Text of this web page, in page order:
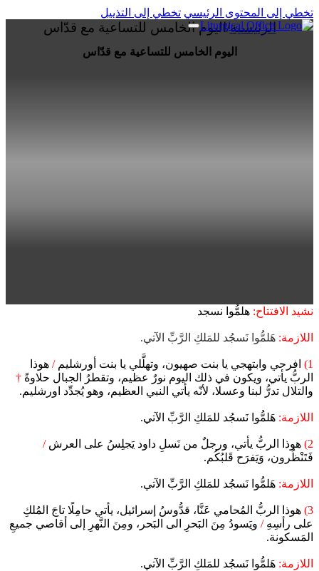
تخطي إلى المحتوى الرئيسي تخطي إلى التذييل
الرئيسية/اليوم الخامس للتساعية مع قدّاس
اليوم الخامس للتساعية مع قدّاس
نشيد الافتتاح: هلمُّوا نسجد
اللازمة: هَلمُّوا نَسجُد للمَلكِ الرَّبِّ الآتي.
1) افرحي وابتهجي يا بنت صهيون، وتهلَّلي يا بنت أورشليم/ هوذا
الربُّ يأتي، ويكون في ذلك اليوم نورٌ عظيم، وتقطرُ الجبال حلاوةً †
والتلال تدرُّ لبنا وعسلا، لأنّه يأتي النبي العظيم، وهو يُجدِّد اورشليم.
اللازمة: هَلمُّوا نَسجُد للمَلكِ الرَّبِّ الآتي.
2) هوذا الربُّ يأتي، ورجلٌ من نَسلِ داود يَجلِسُ على العرش/
فَتَنْظُرون، وَيَفرَح قَلبُكُم.
اللازمة: هَلمُّوا نَسجُد للمَلكِ الرَّبِّ الآتي.
3) هوذا الربُّ المُحامي عَنَّا، قدُّوسُ إسرائيل، يأتي حامِلًا تاجَ المُلكِ
على رأسِهِ/ ويَسودُ مِنَ البَحرِ الى البَحر، ومِنَ النَّهرِ إلى أقاصي جميعِ
المَسكونة.
اللازمة: هَلمُّوا نَسجُد للمَلكِ الرَّبِّ الآتي.